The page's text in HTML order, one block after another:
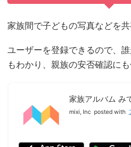
家族間で子どもの写真などを共
ユーザーを登録できるので、
もわかり、親族の安否確認にも
家族アルバム み
mixi, Inc posted with